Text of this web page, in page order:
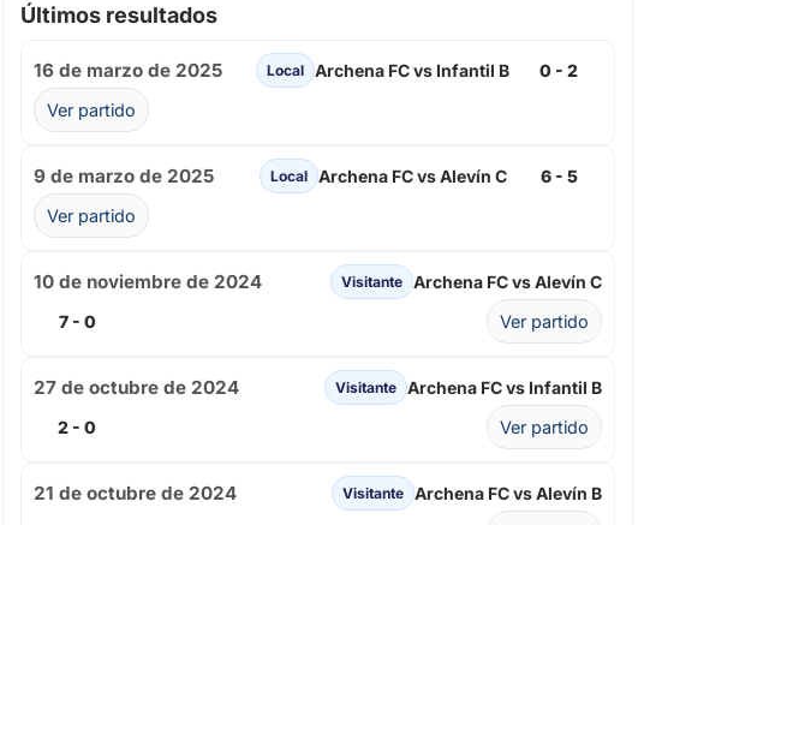
Últimos resultados
16 de marzo de 2025 Local Archena FC vs Infantil B
0 - 2
Ver partido
9 de marzo de 2025 Local Archena FC vs Alevín C
6 - 5
Ver partido
10 de noviembre de 2024 Visitante Archena FC vs Alevín C
7 - 0
Ver partido
27 de octubre de 2024 Visitante Archena FC vs Infantil B
2 - 0
Ver partido
21 de octubre de 2024 Visitante Archena FC vs Alevín B